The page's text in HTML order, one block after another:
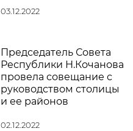
03.12.2022
Председатель Совета
Республики Н.Кочанова
провела совещание с
руководством столицы
и ее районов
02.12.2022